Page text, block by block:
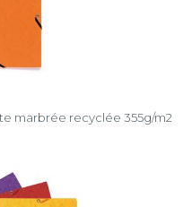
marbrée recyclée 355g/m2